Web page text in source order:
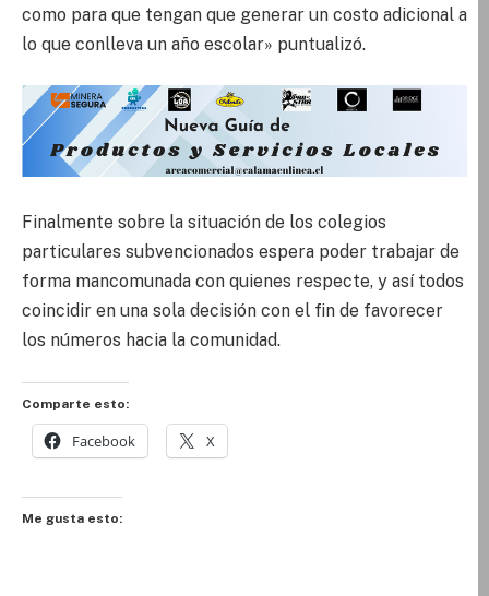
como para que tengan que generar un costo adicional a
lo que conlleva un año escolar» puntualizó.
Finalmente sobre la situación de los colegios
particulares subvencionados espera poder trabajar de
forma mancomunada con quienes respecte, y así todos
coincidir en una sola decisión con el fin de favorecer
los números hacia la comunidad.
Comparte esto:
Facebook X
Me gusta esto: